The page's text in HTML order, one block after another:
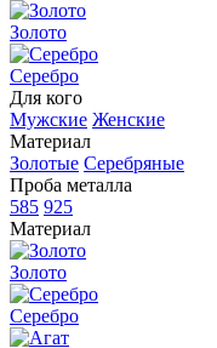
Золото
Серебро
Для кого
Мужские Женские
Материал
Золотые Серебряные
Проба металла
585 925
Материал
Золото
Серебро